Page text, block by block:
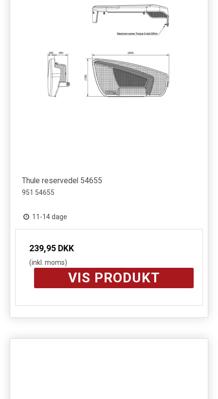
Thule reservedel 54655
951 54655
11-14 dage
239,95 DKK
(inkl. moms)
VIS PRODUKT